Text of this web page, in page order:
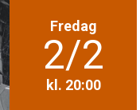
Fredag
2/2
kl. 20:00